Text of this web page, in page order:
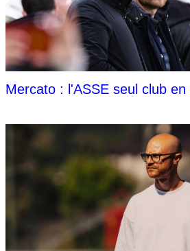
Mercato : l'ASSE seul club en